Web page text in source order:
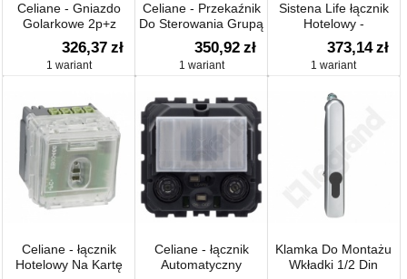
Celiane - Gniazdo
Golarkowe 2p+z
326,37 zł
1 wariant
Celiane - Przekaźnik
Do Sterowania Grupą
Rolet
350,92 zł
1 wariant
Sistena Life łącznik
Hotelowy -
Mechaniczny
373,14 zł
1 wariant
Celiane - łącznik
Hotelowy Na Kartę
Celiane - łącznik
Automatyczny
Klamka Do Montażu
Wkładki 1/2 Din